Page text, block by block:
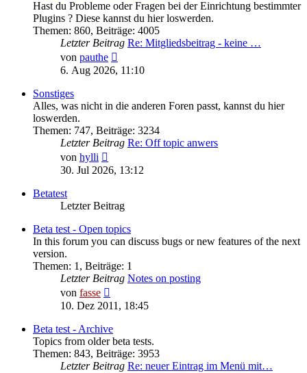
Hast du Probleme oder Fragen bei der Einrichtung bestimmter
Plugins ? Diese kannst du hier loswerden.
Themen: 860, Beiträge: 4005
Letzter Beitrag Re: Mitgliedsbeitrag - keine …
von pauthe
Beitrag
6. Aug 2026, 11:10
Sonstiges
Alles, was nicht in die anderen Foren passt, kannst du hier
loswerden.
Themen: 747, Beiträge: 3234
Letzter Beitrag Re: Off topic anwers
von hylli
Beitrag
30. Jul 2026, 13:12
Betatest
Letzter Beitrag
Beta test - Open topics
In this forum you can discuss bugs or new features of the next
version.
Themen: 1 , Beiträge: 1
Letzter Beitrag Notes on posting
von fasse
Beitrag
10. Dez 2011, 18:45
Beta test - Archive
Topics from older beta tests.
Themen: 843, Beiträge: 3953
Letzter Beitrag Re: neuer Eintrag im Menü mit…